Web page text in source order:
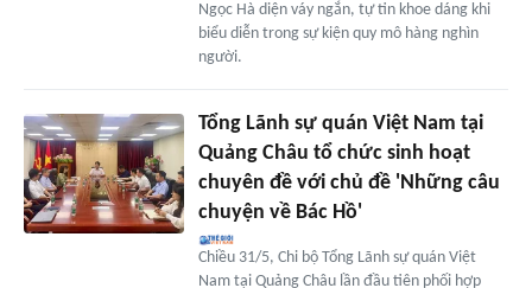
Ngọc Hà diện váy ngắn, tự tin khoe dáng khi
biểu diễn trong sự kiện quy mô hàng nghìn
người.
Tổng Lãnh sự quán Việt Nam tại
Quảng Châu tổ chức sinh hoạt
chuyên đề với chủ đề 'Những câu
chuyện về Bác Hồ'
Chiều 31/5, Chi bộ Tổng Lãnh sự quán Việt
Nam tại Quảng Châu lần đầu tiên phối hợp